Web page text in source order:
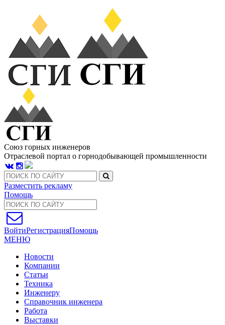
Союз горных инженеров
Отраслевой портал о горнодобывающей промышленности
Разместить рекламу
Помощь
ВойтиРегистрацияПомощь
МЕНЮ
Новости
Компании
Статьи
Техника
Инженеру
Справочник инженера
Работа
Выставки